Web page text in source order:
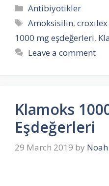
Categories
Antibiyotikler
Tags
Amoksisilin,croxilex
1000 mg eşdeğerleri,
Leave a comment
Klamoks
Eşdeğerleri
29 March 2019 by Noah